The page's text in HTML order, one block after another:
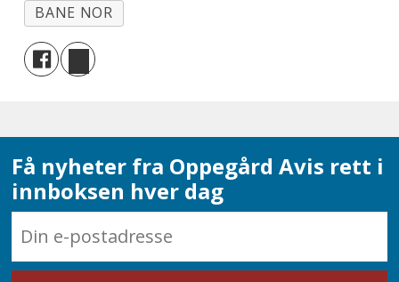
BANE NOR
Få nyheter fra Oppegård Avis rett i
innboksen hver dag